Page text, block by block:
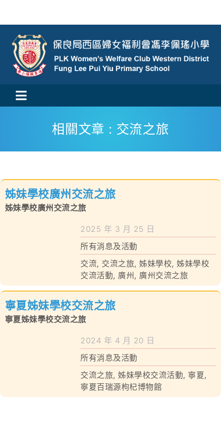
content
Toggle
Navigation
活動消息
校風及學生支援
聯絡我們
相關文章 : 交流之旅
姊妹學校廣州交流之旅
姊妹學校廣州交流之旅
2025 年 3 月 25 日
所有消息及活動
交流, 交流之旅,姊妹學校,姊妹學校
交流活動, 廣州, 廣州交流之旅
寧夏姊妹學校交流之旅
寧夏姊妹學校交流之旅
2024 年 4 月 20 日
所有消息及活動
交流之旅,姊妹學校交流活動, 寧夏,
寧夏百瑞源枸杞博物館